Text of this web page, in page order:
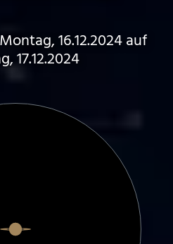
16.12.2024 auf
17.12.2024